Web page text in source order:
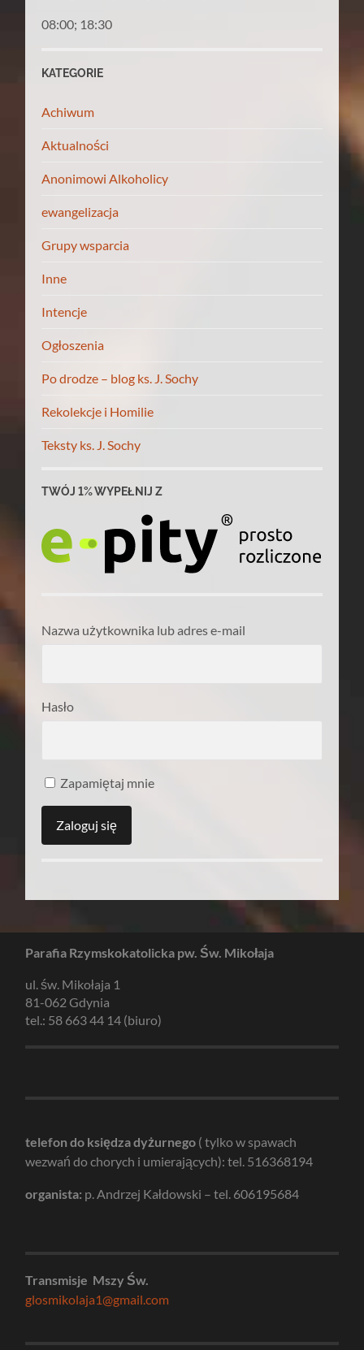
08:00; 18:30
KATEGORIE
Achiwum
Aktualności
Anonimowi Alkoholicy
ewangelizacja
Grupy wsparcia
Inne
Intencje
Ogłoszenia
Po drodze – blog ks. J. Sochy
Rekolekcje i Homilie
Teksty ks. J. Sochy
TWÓJ 1% WYPEŁNIJ Z
Nazwa użytkownika lub adres e-mail
Hasło
Zapamiętaj mnie
Parafia Rzymskokatolicka pw. Św. Mikołaja
ul. św. Mikołaja 1
81-062 Gdynia
tel.: 58 663 44 14 (biuro)
telefon do księdza dyżurnego ( tylko w spawach
wezwań do chorych i umierających): tel. 516368194
organista: p. Andrzej Kałdowski – tel. 606195684
Transmisje Mszy Św.
glosmikolaja1@gmail.com